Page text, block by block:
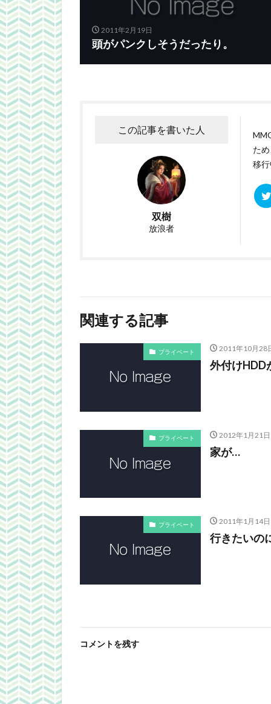
2011年2月19日
頭がパンクしそうだったり。
この記事を書いた人
双樹
放浪者
た
移
関連する記事
プライベート 2011年10月28
外付け
プライベート 2012年1月21日
家が…
プライベート 2011年1月14日
行きたいの
コメントを残す